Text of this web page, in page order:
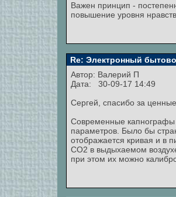
Важен принцип -
повышение уровня
Re: Электронный
Автор: Валерий П
Дата: 30-09-17 14:49
Сергей, спасибо за
Современные капнографы
параметров. Было бы
отображается кривая и в
СО2 в выдыхаемом
при этом их можно